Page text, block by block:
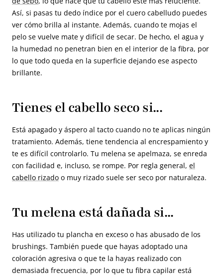
Así, si pasas tu dedo índice por el cuero cabelludo puedes
ver cómo brilla al instante. Además, cuando te mojas el
pelo se vuelve mate y difícil de secar. De hecho, el agua y
la humedad no penetran bien en el interior de la fibra, por
lo que todo queda en la superficie dejando ese aspecto
brillante.
Tienes el cabello seco si...
Está apagado y áspero al tacto cuando no te aplicas ningún
tratamiento. Además, tiene tendencia al encrespamiento y
te es difícil controlarlo. Tu melena se apelmaza, se enreda
con facilidad e, incluso, se rompe. Por regla general, el
cabello rizado o muy rizado suele ser seco por naturaleza.
Tu melena está dañada si...
Has utilizado tu plancha en exceso o has abusado de los
brushings. También puede que hayas adoptado una
coloración agresiva o que te la hayas realizado con
demasiada frecuencia, por lo que tu fibra capilar está